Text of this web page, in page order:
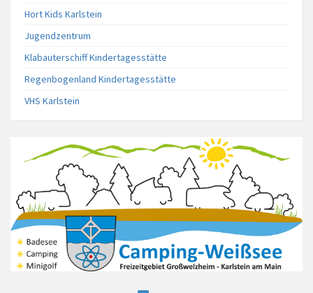
Hort Kids Karlstein
Jugendzentrum
Klabauterschiff Kindertagesstätte
Regenbogenland Kindertagesstätte
VHS Karlstein